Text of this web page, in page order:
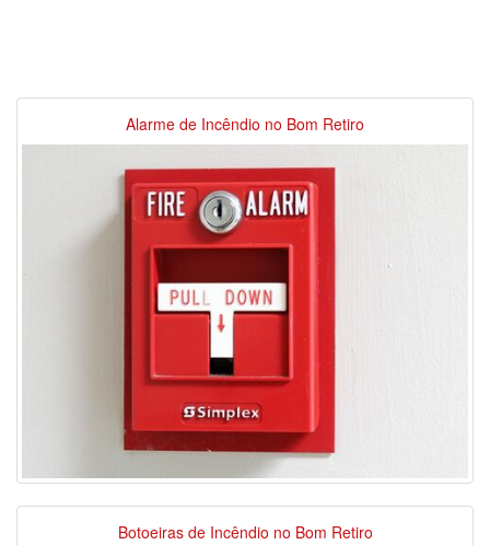
Alarme de Incêndio no Bom Retiro
Botoeiras de Incêndio no Bom Retiro